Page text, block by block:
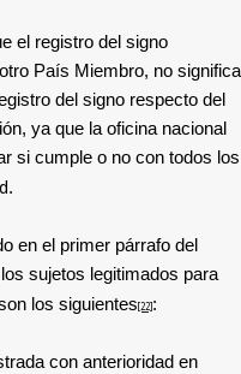
el registro del signo
País Miembro, no significa
del signo respecto del
ya que la oficina nacional
si cumple o no con todos los
.
en el primer párrafo del
sujetos legitimados para
los siguientes[22]:
con anterioridad en